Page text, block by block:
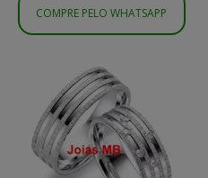
COMPRE PELO WHATSAPP